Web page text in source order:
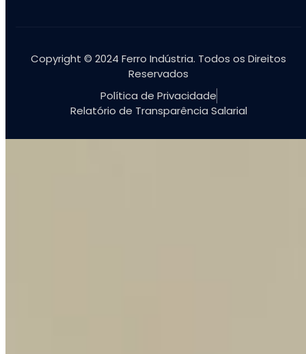
Copyright © 2024 Ferro Indústria. Todos os Direitos
Reservados
Política de Privacidade
Relatório de Transparência Salarial